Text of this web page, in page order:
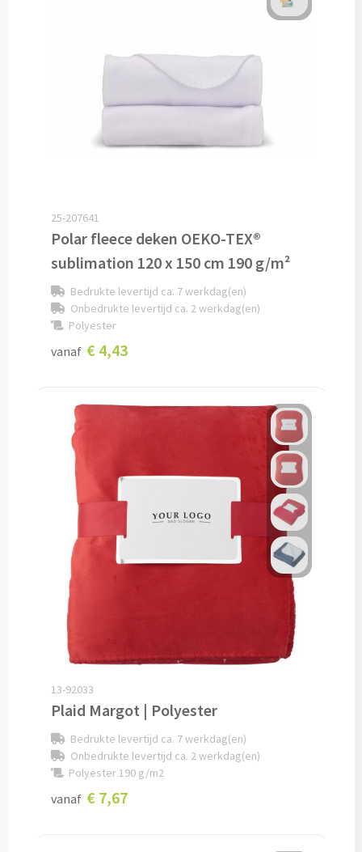
Kledingtassen bedrukken
Schoenentassen bedrukken
Powerbanks bedrukken
Draadloze powerbanks bedrukken
Draadloze opladers bedrukken
USB oplaadstekkers bedrukken
Reisladers & Reisstekkers bedrukken
USB autoladers
Bluetooth oordopjes bedrukken
Bedrade audio oordopjes bedrukken
Bluetooth hoofdtelefoons bedrukken
Bedrade hoofdtelefoons bedrukken
Bluetooth speakers bedrukken
Waterbestendige speakers bedrukken
Multifunctionele speakers bedrukken
25-207641
Polar fleece deken OEKO-TEX®
sublimation 120 x 150 cm 190 g/m²
Bedrukte levertijd ca. 7 werkdag(en)
Onbedrukte levertijd ca. 2 werkdag(en)
Polyester
vanaf € 4,43
13-92033
Plaid Margot | Polyester
Bedrukte levertijd ca. 7 werkdag(en)
Onbedrukte levertijd ca. 2 werkdag(en)
Polyester 190 g/m2
vanaf € 7,67